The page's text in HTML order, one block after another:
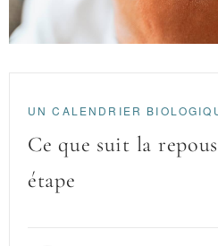
UN CALENDRIER
Ce que suit la
étape